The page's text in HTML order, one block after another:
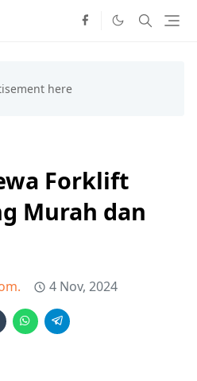
Forklift
Murah dan
4 Nov, 2024